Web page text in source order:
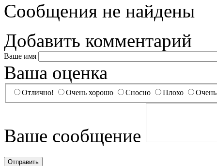
Сообщения не найдены
Добавить комментарий
Ваше имя
Ваша оценка
Отлично! Очень хорошо Сносно Плохо
Ваше сообщение